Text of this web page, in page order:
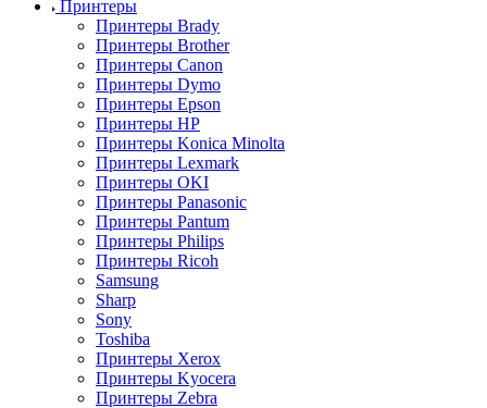
Принтеры
Принтеры Brady
Принтеры Brother
Принтеры Canon
Принтеры Dymo
Принтеры Epson
Принтеры HP
Принтеры Konica Minolta
Принтеры Lexmark
Принтеры OKI
Принтеры Panasonic
Принтеры Pantum
Принтеры Philips
Принтеры Ricoh
Samsung
Sharp
Sony
Toshiba
Принтеры Xerox
Принтеры Kyocera
Принтеры Zebra